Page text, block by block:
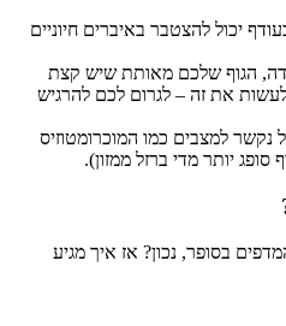
יכול להצטבר באיברים חיוניים
הגוף שלכם מאותת שיש קצת
את זה – לגרום לכם להרגיש
נקשר למצבים כמו המוכרומטוזיס
יותר מדי ברזל ממזון).
בסופר, נכון? אז איך מגיע